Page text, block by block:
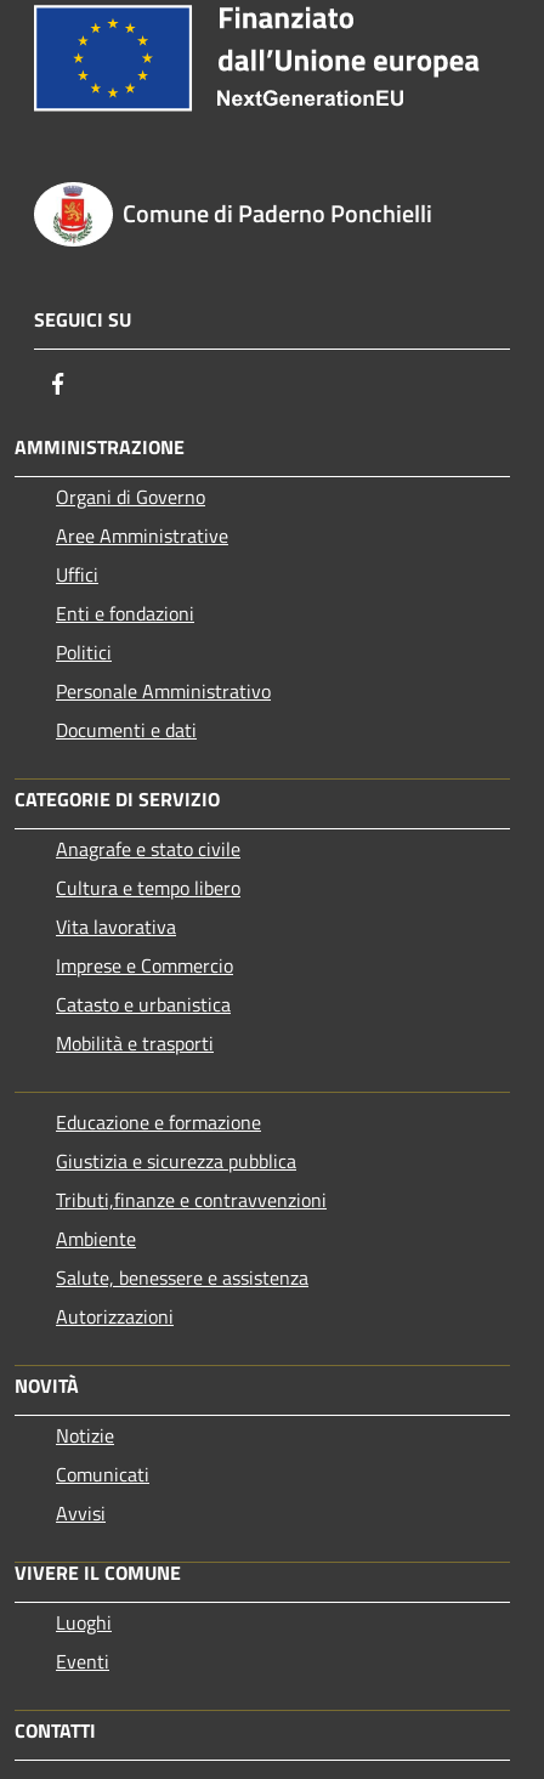
Comune di Paderno Ponchielli
SEGUICI SU
AMMINISTRAZIONE
Organi di Governo
Aree Amministrative
Uffici
Enti e fondazioni
Politici
Personale Amministrativo
Documenti e dati
CATEGORIE DI SERVIZIO
Anagrafe e stato civile
Cultura e tempo libero
Vita lavorativa
Imprese e Commercio
Catasto e urbanistica
Mobilità e trasporti
Educazione e formazione
Giustizia e sicurezza pubblica
Tributi,finanze e contravvenzioni
Ambiente
Salute, benessere e assistenza
Autorizzazioni
NOVITÀ
Notizie
Comunicati
Avvisi
VIVERE IL COMUNE
Luoghi
Eventi
CONTATTI